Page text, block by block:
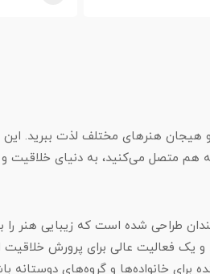
هیجان هنرهای مختلف لذت ببرید.
متصل می‌کنید، به دنیای خلاقیت
طراحی شده است که زیبایی هنر را
یک فعالیت عالی برای پرورش
برای خانواده‌ها و گروه‌های دوستانه